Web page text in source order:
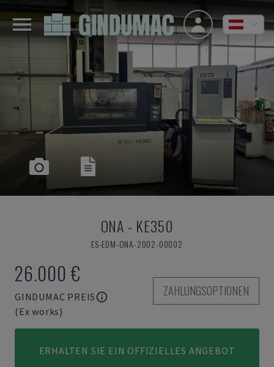
ONA - KE350
ES-EDM-ONA-2002-00002
26.000 €
GINDUMAC PREIS
(Ex works)
ZAHLUNGSOPTIONEN
ERHALTEN SIE EIN OFFIZIELLES ANGEBOT